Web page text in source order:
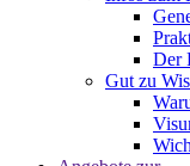
Der
Gut zu